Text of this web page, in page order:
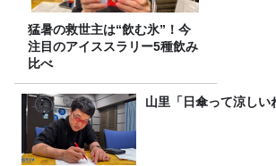
猛暑の救世主は“飲む氷”！今
注目のアイススラリー5種飲み
比べ
山里「日傘って涼しい